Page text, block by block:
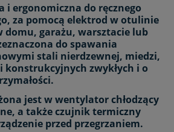
i ergonomiczna do ręcznego
za pomocą elektrod w otulinie
domu, garażu, warsztacie lub
do spawania
stali nierdzewnej, miedzi,
konstrukcyjnych zwykłych i o
jest w wentylator chłodzący
a także czujnik termiczny
przed przegrzaniem.